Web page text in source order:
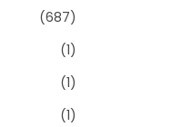
(687)
(1)
(1)
(1)